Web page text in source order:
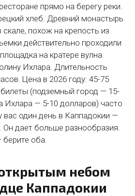
прямо на берегу реки.
хлеб. Древний монастырь
похож на крепость из
действительно проходили
на кратере вулна.
Ихлара. Длительность
Цена в 2026 году: 45-75
(подземный город — 15-
Ихлара — 5-10 долларов) часто
вас один день в Каппадокии —
Он дает больше разнообразия.
берите оба.
небом
Каппадокии